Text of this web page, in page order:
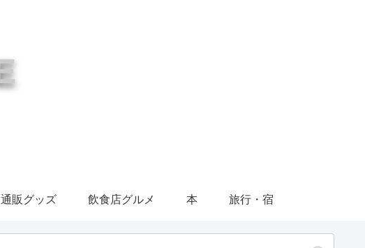
通販グッズ 飲食店グルメ 本 旅行・宿